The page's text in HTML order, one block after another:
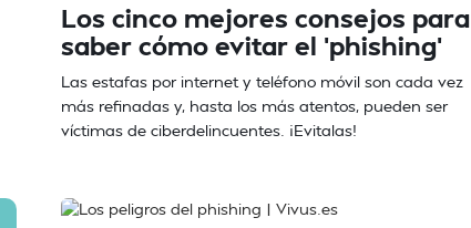
Los cinco mejores consejos para
saber cómo evitar el 'phishing'
Las estafas por internet y teléfono móvil son cada vez
más refinadas y, hasta los más atentos, pueden ser
víctimas de ciberdelincuentes. ¡Evitalas!